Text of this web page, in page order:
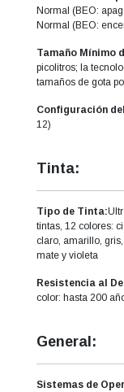
Normal (BEO:
Normal (BEO:
Tamaño Mínimo
picolitros; la
tamaños de gota
Configuración
12)
Tinta:
Tipo de Tinta:
tintas, 12 colores:
claro, amarillo,
mate y violeta
Resistencia al
color: hasta 200
General:
Sistemas de